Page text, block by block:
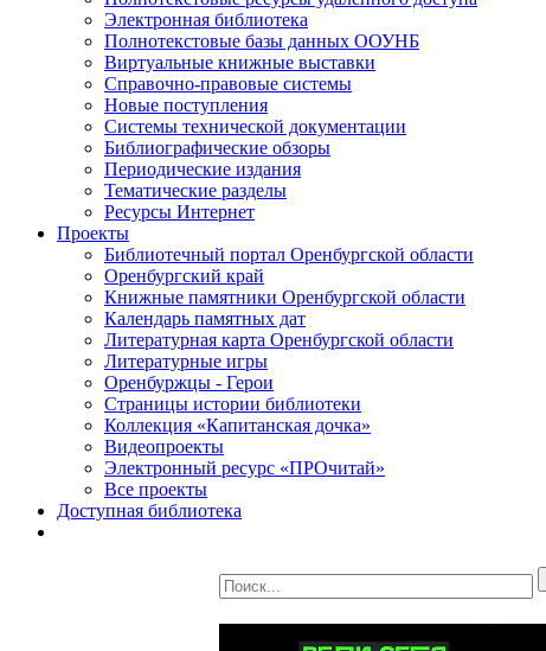
Электронная библиотека
Полнотекстовые базы данных ООУНБ
Виртуальные книжные выставки
Справочно-правовые системы
Новые поступления
Cистемы технической документации
Библиографические обзоры
Периодические издания
Тематические разделы
Ресурсы Интернет
Проекты
Библиотечный портал Оренбургской области
Оренбургский край
Книжные памятники Оренбургской области
Календарь памятных дат
Литературная карта Оренбургской области
Литературные игры
Оренбуржцы - Герои
Страницы истории библиотеки
Коллекция «Капитанская дочка»
Видеопроекты
Электронный ресурс «ПРОчитай»
Все проекты
Доступная библиотека